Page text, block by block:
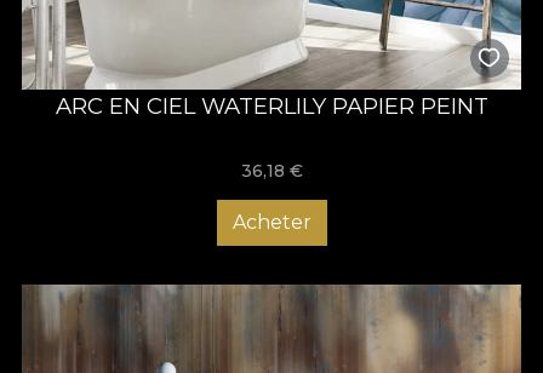
ARC EN CIEL WATERLILY PAPIER PEINT
36,18 €
Acheter